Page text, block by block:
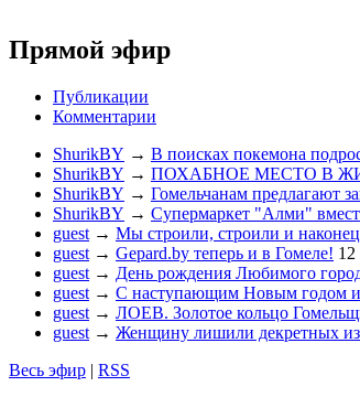
Прямой эфир
Публикации
Комментарии
ShurikBY → В поисках покемона
ShurikBY → ПОХАБНОЕ МЕСТО В
ShurikBY → Гомельчанам предлагают
ShurikBY → Супермаркет "Алми"
guest → Мы строили, строили и
guest → Gepard.by теперь и в Гомеле! 12
guest → День рождения Любимого
guest → С наступающим Новым годом
guest → ЛОЕВ. Золотое кольцо
guest → Женщину лишили декретных
Весь эфир | RSS